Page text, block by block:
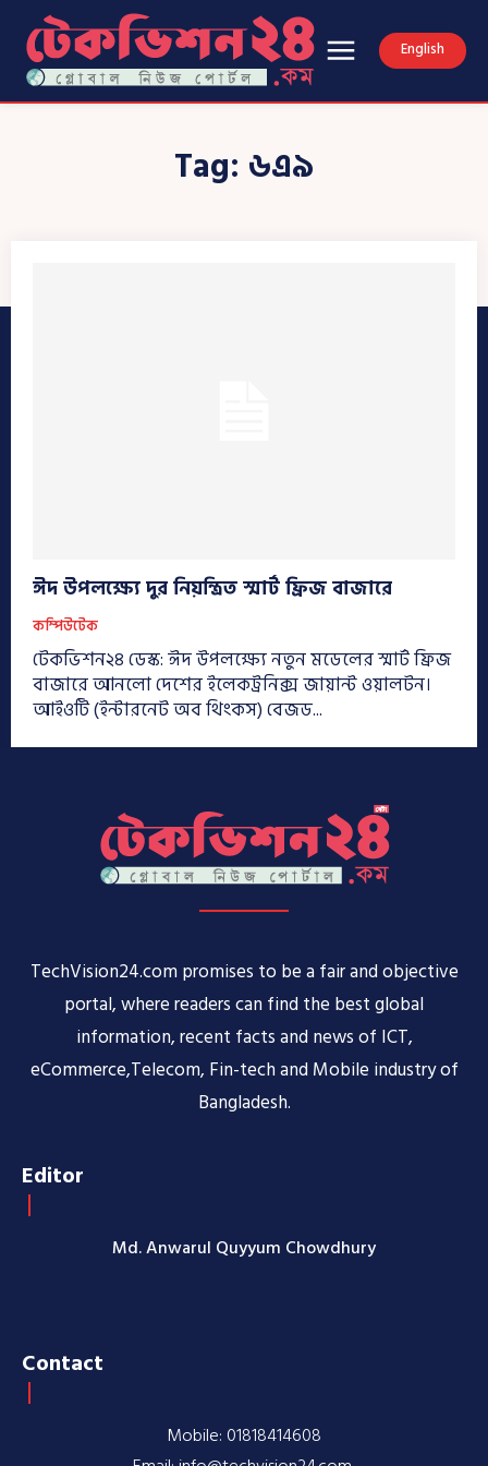
English
Tag: ৬এ৯
ঈদ উপলক্ষ্যে দুর নিয়ন্ত্রিত স্মার্ট ফ্রিজ বাজারে
কম্পিউটেক
টেকভিশন২৪ ডেস্ক: ঈদ উপলক্ষ্যে নতুন মডেলের স্মার্ট ফ্রিজ
বাজারে আনলো দেশের ইলেকট্রনিক্স জায়ান্ট ওয়ালটন।
আইওটি (ইন্টারনেট অব থিংকস) বেজড...
TechVision24.com promises to be a fair and objective
portal, where readers can find the best global
information, recent facts and news of ICT,
eCommerce,Telecom, Fin-tech and Mobile industry of
Bangladesh.
Editor
Md. Anwarul Quyyum Chowdhury
Contact
Mobile: 01818414608